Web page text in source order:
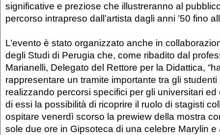
significative e preziose che illustreranno al
percorso intrapreso dall’artista dagli anni ’50 fino
L’evento è stato organizzato anche in
degli Studi di Perugia che, come ribadito dal
Marianelli, Delegato del Rettore per la Didattica,
rappresentare un tramite importante tra gli studenti
realizzando percorsi specifici per gli universitari
di essi la possibilità di ricoprire il ruolo di stagisti
ospitare venerdì scorso la prewiew della mostra
sole due ore in Gipsoteca di una celebre Marylin